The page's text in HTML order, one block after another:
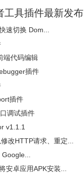
工具插件最新发布
速切换 Dom...
端代码编辑
插件
插件
调试插件
v1.1.1
改HTTP请求、重定...
安卓应用APK安装...